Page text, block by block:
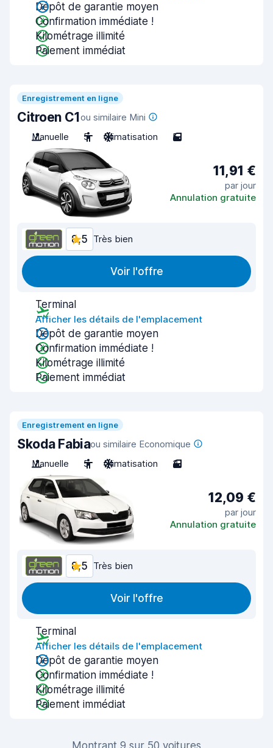
Dépôt de garantie moyen
Confirmation immédiate !
Kilométrage illimité
Paiement immédiat
Enregistrement en ligne
Citroen C1ou similaire Mini
Manuelle
5 Climatisation 5
11,91 €
par jour
Annulation gratuite
8,5 Très bien
Voir l'offre
Terminal
Afficher les détails de l'emplacement
Dépôt de garantie moyen
Confirmation immédiate !
Kilométrage illimité
Paiement immédiat
Enregistrement en ligne
Skoda Fabiaou similaire Economique
Manuelle
5 Climatisation 3
12,09 €
par jour
Annulation gratuite
8,5 Très bien
Voir l'offre
Terminal
Afficher les détails de l'emplacement
Dépôt de garantie moyen
Confirmation immédiate !
Kilométrage illimité
Paiement immédiat
Montrant 9 sur 50 voitures